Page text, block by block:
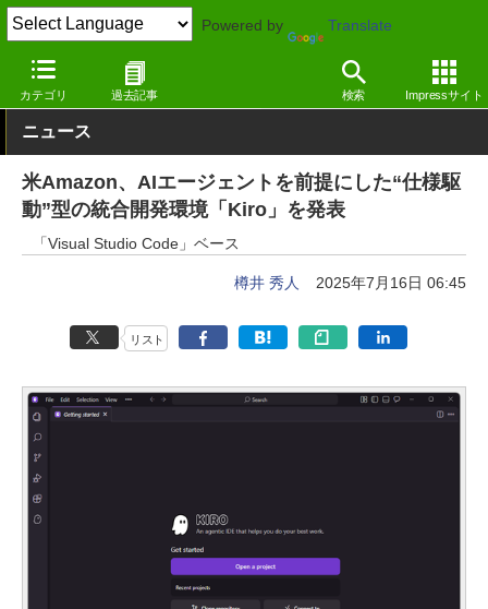
Powered by Translate
カテゴリ 過去記事 検索 Impressサイト
窓の杜 生成AI AIコーディング
ニュース
米Amazon、AIエージェントを前提にした“仕様駆
動”型の統合開発環境「Kiro」を発表
「Visual Studio Code」ベース
樽井 秀人 2025年7月16日 06:45
リスト